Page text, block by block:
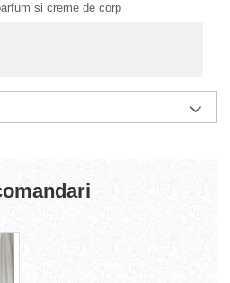
si creme de corp